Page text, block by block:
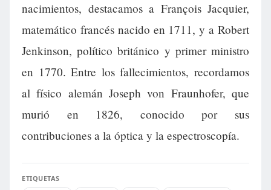
nacimientos, destacamos a François Jacquier,
matemático francés nacido en 1711, y a Robert
Jenkinson, político británico y primer ministro
en 1770. Entre los fallecimientos, recordamos
al físico alemán Joseph von Fraunhofer, que
murió en 1826, conocido por sus
contribuciones a la óptica y la espectroscopía.
ETIQUETAS